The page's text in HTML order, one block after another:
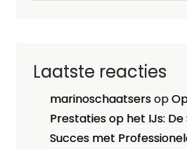
Laatste reacties
marinoschaatsersop
Prestaties op het IJs:
Succes met